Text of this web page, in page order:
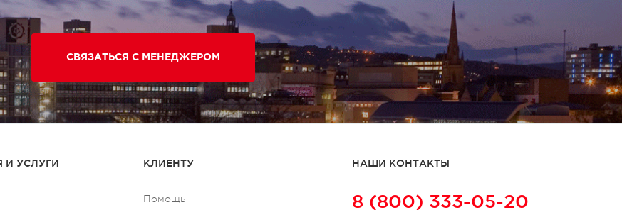
СВЯЗАТЬСЯ С МЕНЕДЖЕРОМ
И УСЛУГИ КЛИЕНТУ
Помощь
НАШИ КОНТАКТЫ
8 (800) 333-05-20